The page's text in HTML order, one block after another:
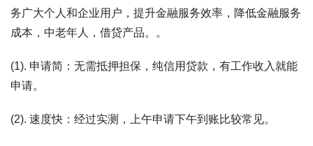
务广大个人和企业用户，提升金融服务效率，降低金融服务
成本，中老年人，借贷产品。。
(1). 申请简：无需抵押担保，纯信用贷款，有工作收入就能
申请。
(2). 速度快：经过实测，上午申请下午到账比较常见。